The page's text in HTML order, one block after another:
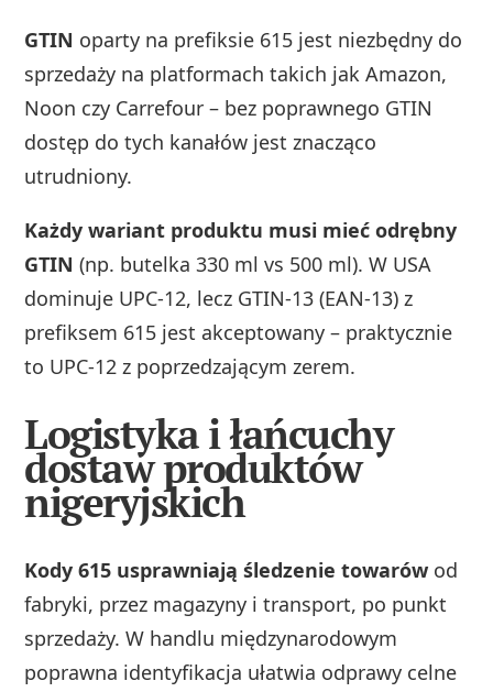
GTIN oparty na prefiksie 615 jest niezbędny do
sprzedaży na platformach takich jak Amazon,
Noon czy Carrefour – bez poprawnego GTIN
dostęp do tych kanałów jest znacząco
utrudniony.
Każdy wariant produktu musi mieć odrębny
GTIN (np. butelka 330 ml vs 500 ml). W USA
dominuje UPC-12, lecz GTIN-13 (EAN-13) z
prefiksem 615 jest akceptowany – praktycznie
to UPC-12 z poprzedzającym zerem.
Logistyka i łańcuchy
dostaw produktów
nigeryjskich
Kody 615 usprawniają śledzenie towarów od
fabryki, przez magazyny i transport, po punkt
sprzedaży. W handlu międzynarodowym
poprawna identyfikacja ułatwia odprawy celne